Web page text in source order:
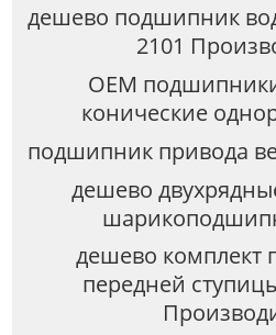
дешево подшипник
2101
OEM
конические
подшипник привода
дешево
дешево комплект
передней